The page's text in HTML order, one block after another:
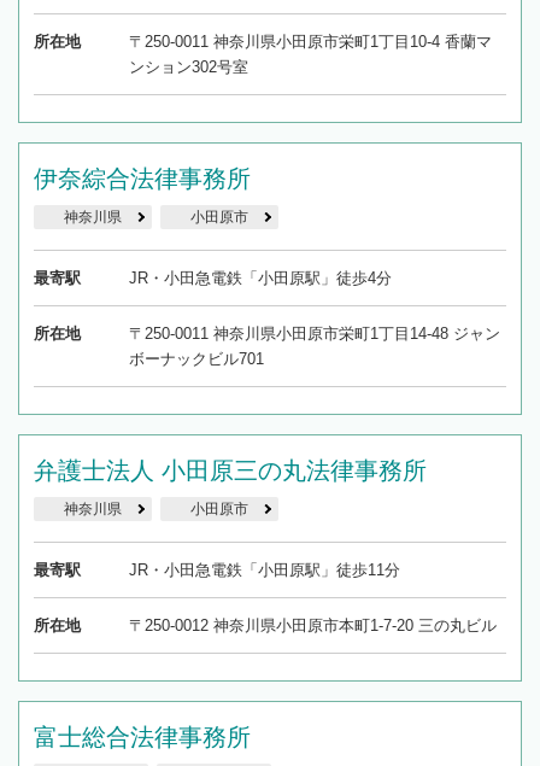
所在地
〒250-0011 神奈川県小田原市栄町1丁目10-4 香蘭マ
ンション302号室
伊奈綜合法律事務所
神奈川県 小田原市
最寄駅 JR・小田急電鉄「小田原駅」徒歩4分
所在地
〒250-0011 神奈川県小田原市栄町1丁目14-48 ジャン
ボーナックビル701
弁護士法人 小田原三の丸法律事務所
神奈川県 小田原市
最寄駅 JR・小田急電鉄「小田原駅」徒歩11分
所在地 〒250-0012 神奈川県小田原市本町1-7-20 三の丸ビル
富士総合法律事務所